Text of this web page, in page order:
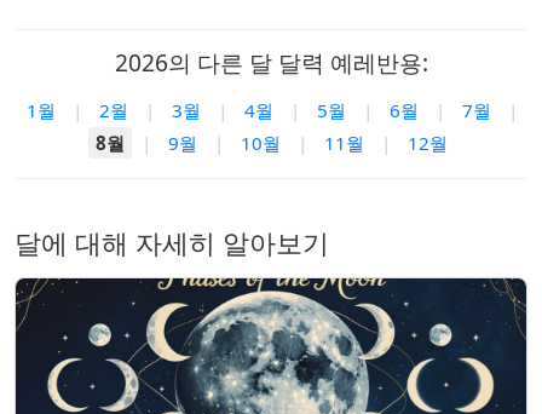
2026의 다른 달 달력 예레반용:
1월 | 2월 | 3월 | 4월 | 5월 | 6월 | 7월
|
8월
| 9월 | 10월 | 11월 | 12월
달에 대해 자세히 알아보기